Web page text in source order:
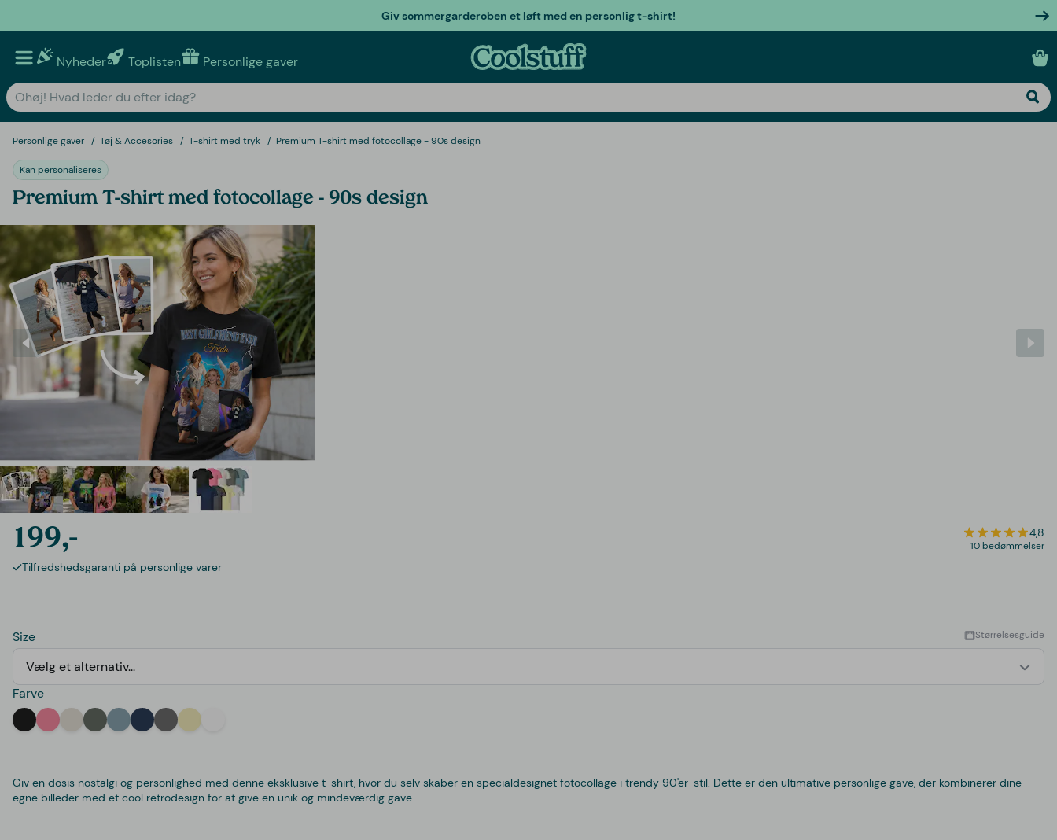
Giv sommergarderoben et løft med en personlig t-shirt!
Nyheder Toplisten Personlige gaver
Personlige gaver Tøj & Accesories T-shirt med tryk Premium T-shirt med fotocollage - 90s design
Kan personaliseres
Premium T-shirt med fotocollage - 90s design
199,- 4,8
10 bedømmelser
Tilfredshedsgaranti på personlige varer
Size Størrelsesguide
Vælg et alternativ...
Farve
BlackPink Off-White
GreenLight Blue
NavyGreyYellow
Giv en dosis nostalgi og personlighed med denne eksklusive t-shirt, hvor du selv skaber en specialdesignet fotocollage i trendy 90'er-stil. Dette er den ultimative personlige gave, der kombinerer dine
egne billeder med et cool retrodesign for at give en unik og mindeværdig gave.